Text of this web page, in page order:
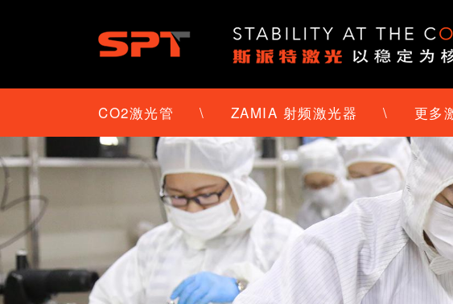
CO2激光管 \ ZAMIA 射频激光器 \ 更多